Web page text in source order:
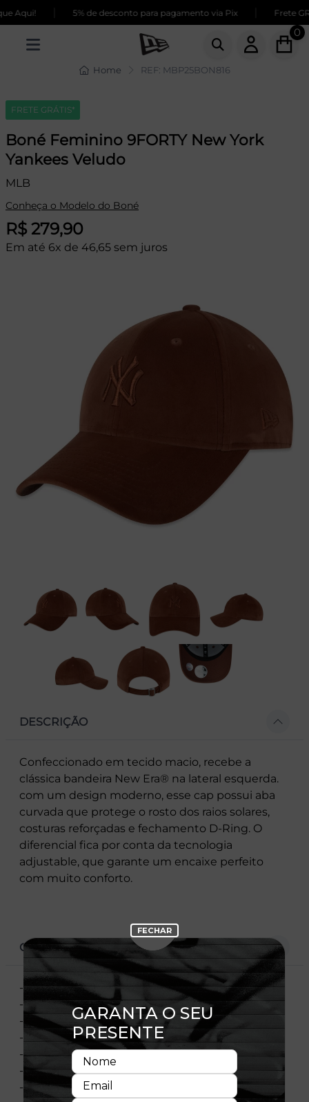
Aqui! 5% de desconto para pagamento via Pix Frete
0
Home REF: MBP25BON816
FRETE GRÁTIS*
Boné Feminino 9FORTY New York
Yankees Veludo
MLB
Conheça o Modelo do Boné
R$ 279,90
Em até 6x de 46,65 sem juros
DESCRIÇÃO
Confeccionado em tecido macio, recebe a
clássica bandeira New Era® na lateral esquerda.
com um design moderno, esse cap possui aba
curvada que protege o rosto dos raios solares,
costuras reforçadas e fechamento D-Ring. O
diferencial fica por conta da tecnologia
adjustable, que garante um encaixe perfeito
com muito conforto.
CARACTERÍSTICAS
- Logotipo do Yankees bordado na frente
- Flag New Era bordada à esquerda
- Aba curva
- Copa estruturada
- Ajustável
- Fechamento tipo D-Ring
- Material: Veludo